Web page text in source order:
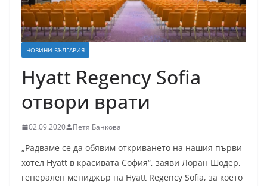
НОВИНИ БЪЛГАРИЯ
Hyatt Regency Sofia
отвори врати
02.09.2020 Петя Банкова
„Радваме се да обявим откриването на нашия първи
хотел Hyatt в красивата София“, заяви Лоран Шодер,
генерален мениджър на Hyatt Regency Sofia, за което